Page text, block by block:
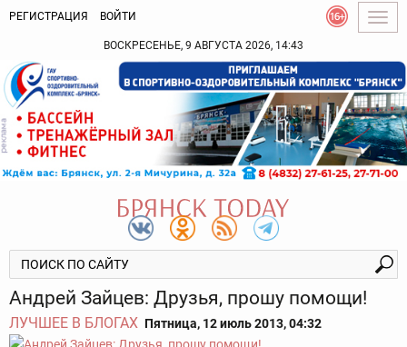
РЕГИСТРАЦИЯ ВОЙТИ
ВОСКРЕСЕНЬЕ, 9 АВГУСТА 2026, 14:43
Андрей Зайцев: Друзья, прошу помощи!
ЛУЧШЕЕ В БЛОГАХ Пятница, 12 июль 2013, 04:32